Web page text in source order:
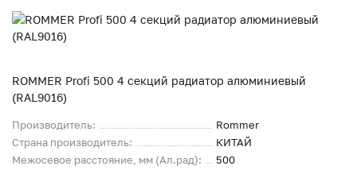
ROMMER Profi 500 4 секций радиатор алюминиевый
(RAL9016)
Производитель:
Rommer
Страна производитель:
КИТАЙ
Межосевое расстояние, мм (Ал.рад):
500